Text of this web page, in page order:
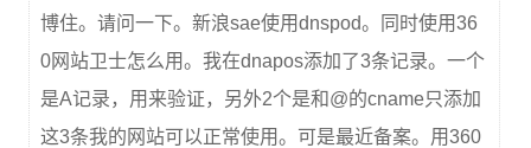
博住。请问一下。新浪sae使用dnspod。同时使用36
0网站卫士怎么用。我在dnapos添加了3条记录。一个
是A记录，用来验证，另外2个是和@的cname只添加
这3条我的网站可以正常使用。可是最近备案。用360